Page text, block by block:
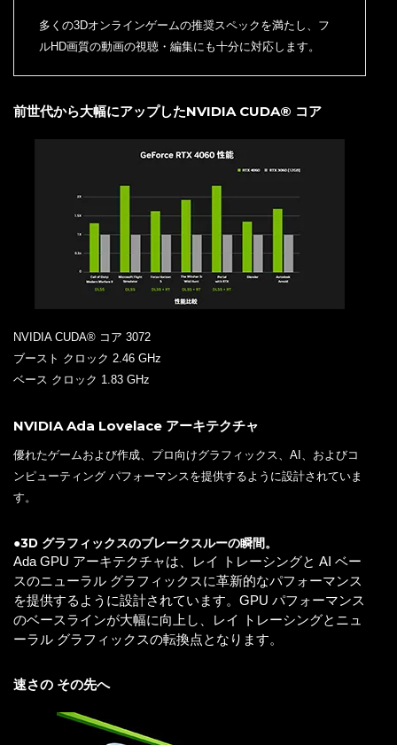
多くの3Dオンラインゲームの推奨スペックを満たし、フ
ルHD画質の動画の視聴・編集にも十分に対応します。
前世代から大幅にアップしたNVIDIA CUDA® コア
NVIDIA CUDA® コア 3072
ブースト クロック 2.46 GHz
ベース クロック 1.83 GHz
NVIDIA Ada Lovelace アーキテクチャ
優れたゲームおよび作成、プロ向けグラフィックス、AI、およびコ
ンピューティング パフォーマンスを提供するように設計されていま
す。
●3D グラフィックスのブレークスルーの瞬間。
Ada GPU アーキテクチャは、レイ トレーシングと AI ベー
スのニューラル グラフィックスに革新的なパフォーマンス
を提供するように設計されています。GPU パフォーマンス
のベースラインが大幅に向上し、レイ トレーシングとニュ
ーラル グラフィックスの転換点となります。
速さの その先へ